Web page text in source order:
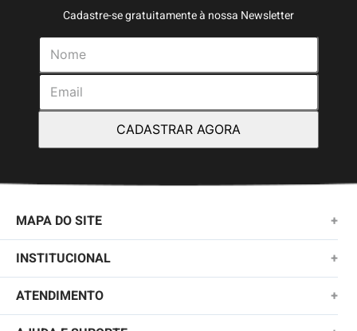
Cadastre-se gratuitamente à nossa Newsletter
CADASTRAR AGORA
MAPA DO SITE +
NOVIDADES
MASCULINO
KIDS
INSTITUCIONAL +
SOBRE NÓS
TROCAS E DEVOLUÇÕES
ATENDIMENTO +